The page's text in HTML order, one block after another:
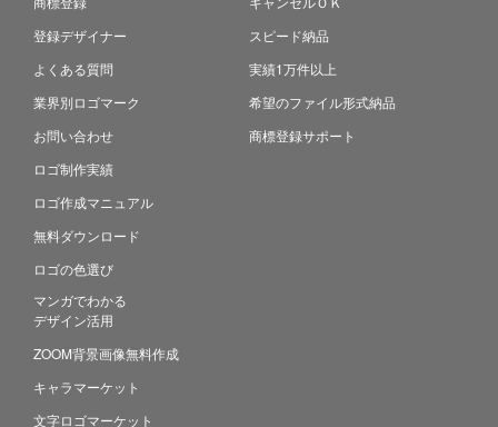
登録デザイナー
よくある質問
業界別ロゴマーク
お問い合わせ
ロゴ制作実績
ロゴ作成マニュアル
無料ダウンロード
ロゴの色選び
マンガでわかる
デザイン活用
ZOOM背景画像無料作成
キャラマーケット
文字ロゴマーケット
スピード納品
実績1万件以上
希望のファイル形式納品
商標登録サポート